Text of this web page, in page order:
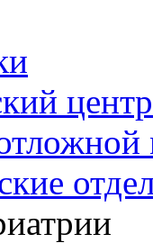
центр